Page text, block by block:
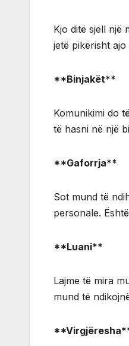
Kjo ditë sjell një
jetë pikërisht
**Binjakët**
Komunikimi do
të hasni në një
**Gaforrja**
Sot mund të
personale.
**Luani**
Lajme të mira
mund të